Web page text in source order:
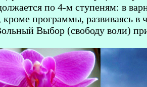
по 4-м ступеням: в
программы, развиваясь
Выбор (свободу воли)